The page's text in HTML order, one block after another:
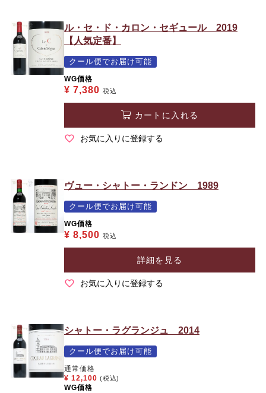
ル・セ・ド・カロン・セギュール 2019
【人気定番】
クール便でお届け可能
WG価格
¥ 7,380 税込
カートに入れる
お気に入りに登録する
ヴュー・シャトー・ランドン 1989
クール便でお届け可能
WG価格
¥ 8,500 税込
詳細を見る
お気に入りに登録する
シャトー・ラグランジュ 2014
クール便でお届け可能
通常価格
¥ 12,100 (税込)
WG価格